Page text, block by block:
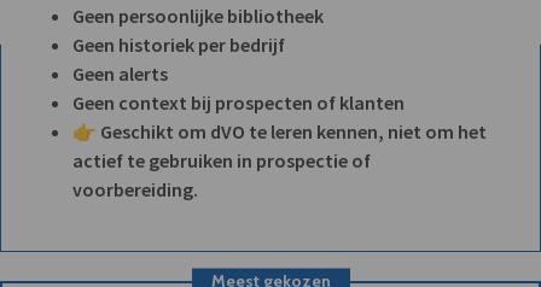
Geen persoonlijke bibliotheek
Geen historiek per bedrijf
Geen alerts
Geen context bij prospecten of klanten
👉 Geschikt om dVO te leren kennen, niet om het
actief te gebruiken in prospectie of
voorbereiding.
Meest gekozen